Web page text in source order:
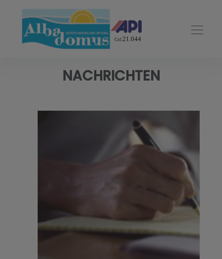
NACHRICHTEN